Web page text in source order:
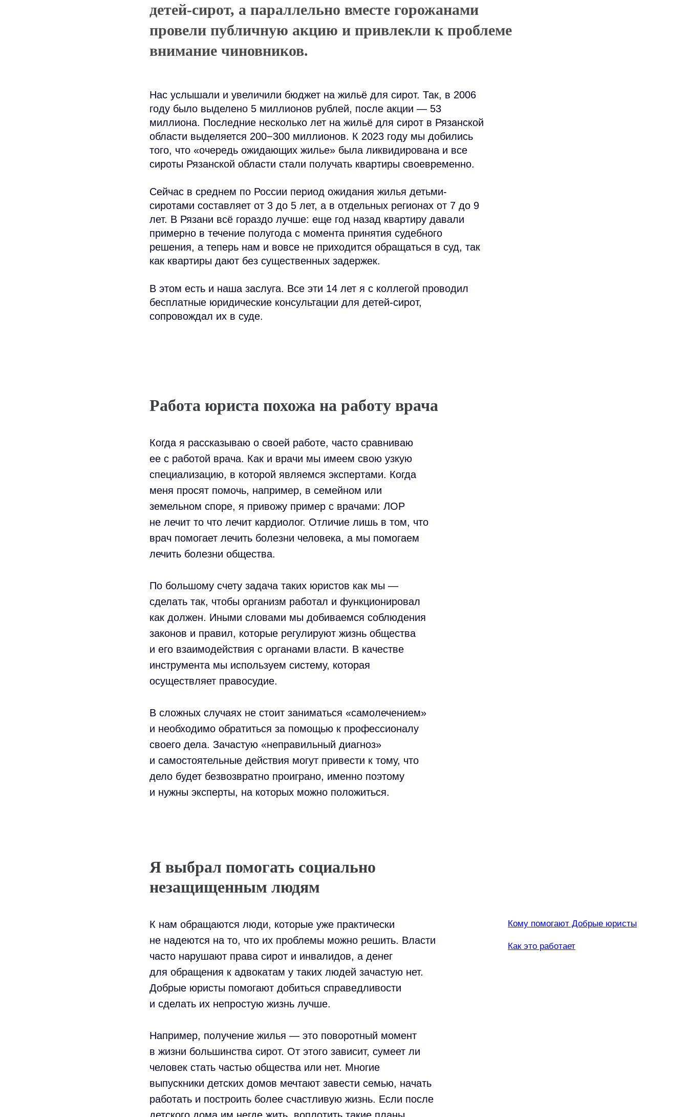
детей-сирот, а параллельно вместе горожанами
провели публичную акцию и привлекли к проблеме
внимание чиновников.
Нас услышали и увеличили бюджет на жильё для сирот. Так, в 2006
году было выделено 5 миллионов рублей, после акции — 53
миллиона. Последние несколько лет на жильё для сирот в Рязанской
области выделяется 200−300 миллионов. К 2023 году мы добились
того, что «очередь ожидающих жилье» была ликвидирована и все
сироты Рязанской области стали получать квартиры своевременно.
Сейчас в среднем по России период ожидания жилья детьми-
сиротами составляет от 3 до 5 лет, а в отдельных регионах от 7 до 9
лет. В Рязани всё гораздо лучше: еще год назад квартиру давали
примерно в течение полугода с момента принятия судебного
решения, а теперь нам и вовсе не приходится обращаться в суд, так
как квартиры дают без существенных задержек.
В этом есть и наша заслуга. Все эти 14 лет я с коллегой проводил
бесплатные юридические консультации для детей-сирот,
сопровождал их в суде.
Работа юриста похожа на работу врача
Когда я рассказываю о своей работе, часто сравниваю
ее с работой врача. Как и врачи мы имеем свою узкую
специализацию, в которой являемся экспертами. Когда
меня просят помочь, например, в семейном или
земельном споре, я привожу пример с врачами: ЛОР
не лечит то что лечит кардиолог. Отличие лишь в том, что
врач помогает лечить болезни человека, а мы помогаем
лечить болезни общества.
По большому счету задача таких юристов как мы —
сделать так, чтобы организм работал и функционировал
как должен. Иными словами мы добиваемся соблюдения
законов и правил, которые регулируют жизнь общества
и его взаимодействия с органами власти. В качестве
инструмента мы используем систему, которая
осуществляет правосудие.
В сложных случаях не стоит заниматься «самолечением»
и необходимо обратиться за помощью к профессионалу
своего дела. Зачастую «неправильный диагноз»
и самостоятельные действия могут привести к тому, что
дело будет безвозвратно проиграно, именно поэтому
и нужны эксперты, на которых можно положиться.
Я выбрал помогать социально
незащищенным людям
К нам обращаются люди, которые уже практически
не надеются на то, что их проблемы можно решить. Власти
часто нарушают права сирот и инвалидов, а денег
для обращения к адвокатам у таких людей зачастую нет.
Добрые юристы помогают добиться справедливости
и сделать их непростую жизнь лучше.
Например, получение жилья — это поворотный момент
в жизни большинства сирот. От этого зависит, сумеет ли
человек стать частью общества или нет. Многие
выпускники детских домов мечтают завести семью, начать
работать и построить более счастливую жизнь. Если после
Кому помогают Добрые юристы
Как это работает